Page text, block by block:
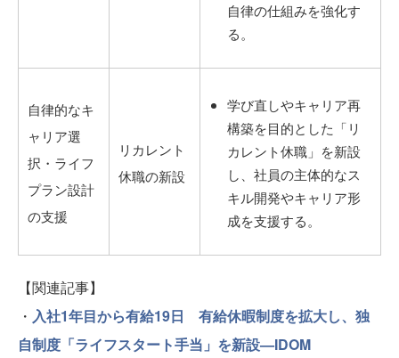
自律の仕組みを強化す
る。
自律的なキ
ャリア選
択・ライフ
プラン設計
の支援
リカレント
休職の新設
学び直しやキャリア再
構築を目的とした「リ
カレント休職」を新設
し、社員の主体的なス
キル開発やキャリア形
成を支援する。
【関連記事】
・ 入社1年目から有給19日 有給休暇制度を拡大し、独
自制度「ライフスタート手当」を新設—IDOM